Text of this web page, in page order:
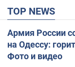
TOP NEWS
Армия России
на Одессу:
Фото и видео